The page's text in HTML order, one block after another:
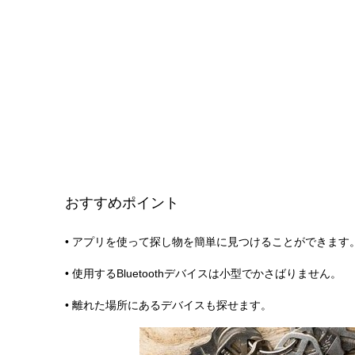
おすすめポイント
• アプリを使って探し物を簡単に見つけることができます
• 使用するBluetoothデバイスは小型でかさばりません。
• 離れた場所にあるデバイスも探せます。